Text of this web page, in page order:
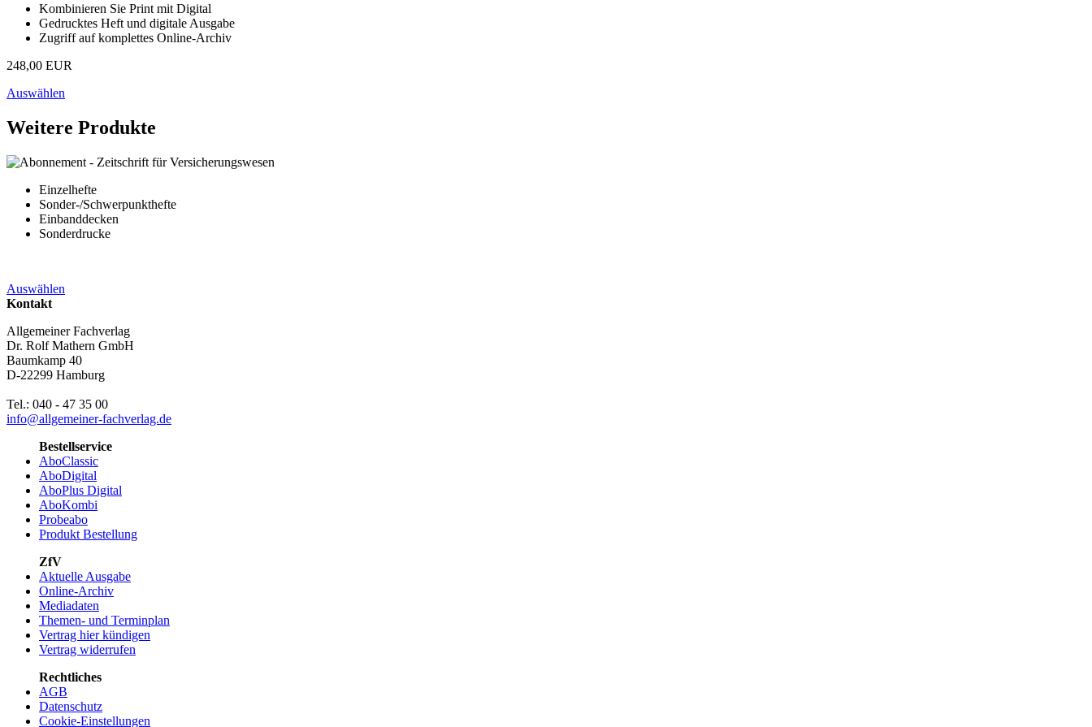
Kombinieren Sie Print mit Digital
Gedrucktes Heft und digitale Ausgabe
Zugriff auf komplettes Online-Archiv
248,00 EUR
Auswählen
Weitere Produkte
Einzelhefte
Sonder-/Schwerpunkthefte
Einbanddecken
Sonderdrucke
Auswählen
Kontakt
Allgemeiner Fachverlag
Dr. Rolf Mathern GmbH
Baumkamp 40
D-22299 Hamburg
Tel.: 040 - 47 35 00
info@allgemeiner-fachverlag.de
Bestellservice
AboClassic
AboDigital
AboPlus Digital
AboKombi
Probeabo
Produkt Bestellung
ZfV
Aktuelle Ausgabe
Online-Archiv
Mediadaten
Themen- und Terminplan
Vertrag hier kündigen
Vertrag widerrufen
Rechtliches
AGB
Datenschutz
Cookie-Einstellungen